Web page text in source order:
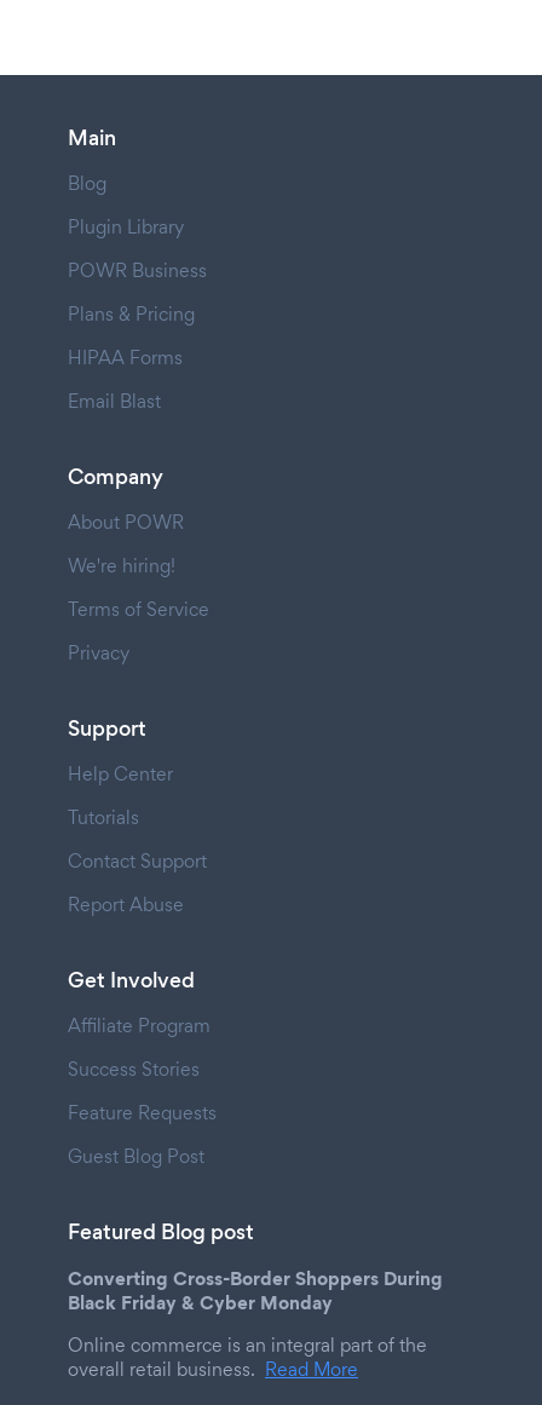
Main
Blog
Plugin Library
POWR Business
Plans & Pricing
HIPAA Forms
Email Blast
Company
About POWR
We're hiring!
Terms of Service
Privacy
Support
Help Center
Tutorials
Contact Support
Report Abuse
Get Involved
Affiliate Program
Success Stories
Feature Requests
Guest Blog Post
Featured Blog post
Converting Cross-Border Shoppers During
Black Friday & Cyber Monday
Online commerce is an integral part of the
overall retail business. Read More